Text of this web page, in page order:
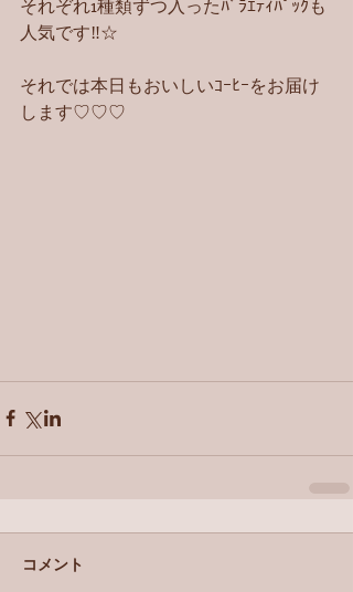
それぞれ1種類ずつ入ったﾊﾞﾗｴﾃｨﾊﾟｯｸも
人気です‼︎☆
それでは本日もおいしいｺｰﾋｰをお届け
します♡♡♡
コメント